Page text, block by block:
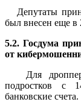
Депутаты
был внесен еще в
5.2. Госдума
от
Для
подростков с
банковские счета.